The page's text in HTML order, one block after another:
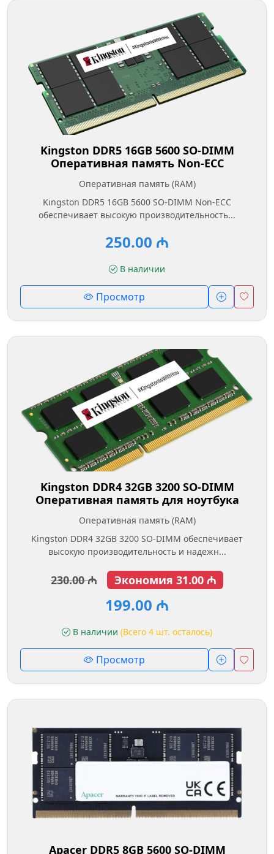
Kingston DDR5 16GB 5600 SO-DIMM
Оперативная память Non-ECC
Оперативная память (RAM)
Kingston DDR5 16GB 5600 SO-DIMM Non-ECC
обеспечивает высокую производительность...
250.00 ₼
В наличии
Просмотр
Kingston DDR4 32GB 3200 SO-DIMM
Оперативная память для ноутбука
Оперативная память (RAM)
Kingston DDR4 32GB 3200 SO-DIMM обеспечивает
высокую производительность и надежн...
230.00 ₼ Экономия 31.00 ₼
199.00 ₼
В наличии (Всего 4 шт. осталось)
Просмотр
Apacer DDR5 8GB 5600 SO-DIMM